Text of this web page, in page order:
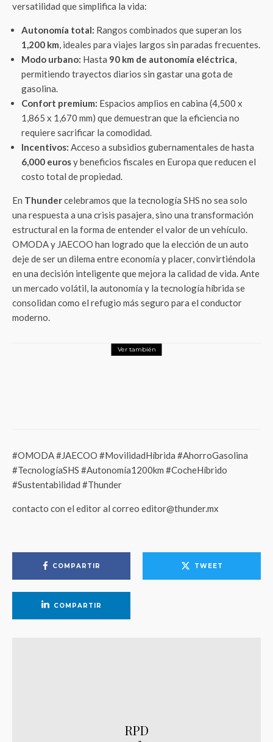
versatilidad que simplifica la vida:
Autonomía total: Rangos combinados que superan los
1,200 km, ideales para viajes largos sin paradas frecuentes.
Modo urbano: Hasta 90 km de autonomía eléctrica,
permitiendo trayectos diarios sin gastar una gota de
gasolina.
Confort premium: Espacios amplios en cabina (4,500 x
1,865 x 1,670 mm) que demuestran que la eficiencia no
requiere sacrificar la comodidad.
Incentivos: Acceso a subsidios gubernamentales de hasta
6,000 eurosy beneficios fiscales en Europa que reducen el
costo total de propiedad.
En Thundercelebramos que la tecnología SHS no sea solo
una respuesta a una crisis pasajera, sino una transformación
estructural en la forma de entender el valor de un vehículo.
OMODA y JAECOO han logrado que la elección de un auto
deje de ser un dilema entre economía y placer, convirtiéndola
en una decisión inteligente que mejora la calidad de vida. Ante
un mercado volátil, la autonomía y la tecnología híbrida se
consolidan como el refugio más seguro para el conductor
moderno.
Ver también
#OMODA #JAECOO #MovilidadHíbrida #AhorroGasolina
#TecnologíaSHS #Autonomía1200km #CocheHíbrido
#Sustentabilidad #Thunder
contacto con el editor al correo editor@thunder.mx
COMPARTIR TWEET
COMPARTIR
RPD